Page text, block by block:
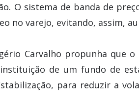
O sistema de banda de
no varejo, evitando, assim,
Carvalho propunha que
de um fundo de
para reduzir a